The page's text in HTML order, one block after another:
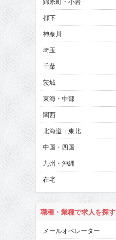
都下
神奈川
埼玉
千葉
茨城
東海・中部
関西
北海道・東北
中国・四国
九州・沖縄
在宅
職種・業種で求人を探す
メールオペレーター